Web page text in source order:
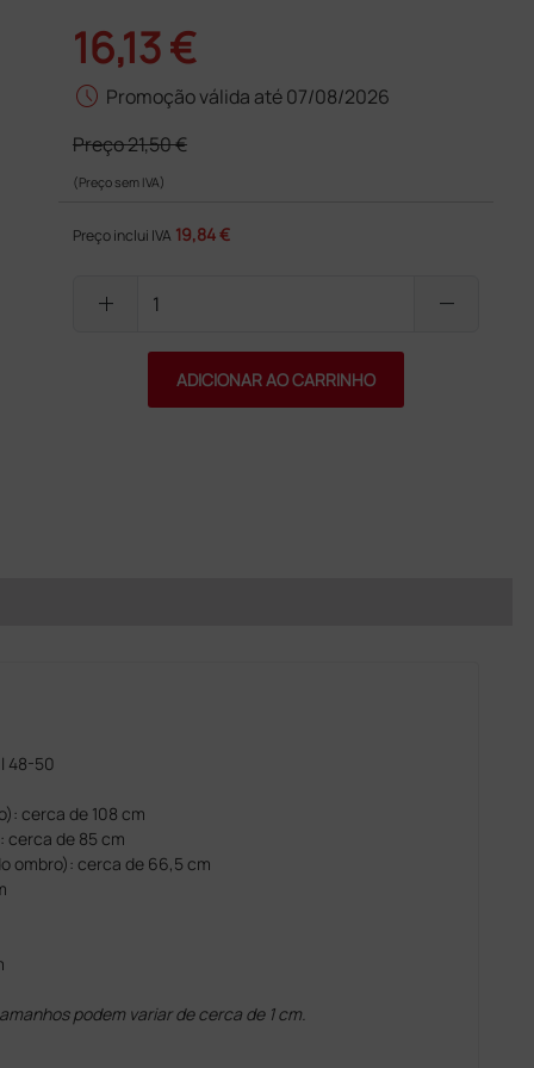
16,13 €
schedule Promoção válida até 07/08/2026
Preço21,50 €
(Preço sem IVA)
Preço inclui IVA 19,84 €
add remove
ADICIONAR AO CARRINHO
48-50
cerca de 108 cm
cerca de 85 cm
ombro): cerca de 66,5 cm
podem variar de cerca de 1 cm.